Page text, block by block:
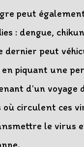
peut
: dengue,
dernier peut
piquant une
d’un voyage
où circulent ces
le virus